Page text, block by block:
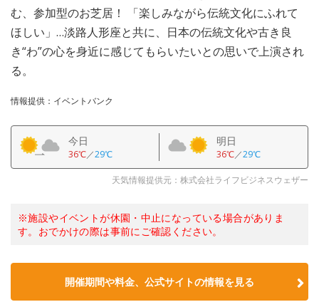
む、参加型のお芝居！ 「楽しみながら伝統文化にふれて
ほしい」…淡路人形座と共に、日本の伝統文化や古き良
き“わ”の心を身近に感じてもらいたいとの思いで上演され
る。
情報提供：イベントバンク
今日
36℃／29℃
明日
36℃／29℃
天気情報提供元：株式会社ライフビジネスウェザー
※施設やイベントが休園・中止になっている場合がありま
す。おでかけの際は事前にご確認ください。
開催期間や料金、公式サイトの情報を見る